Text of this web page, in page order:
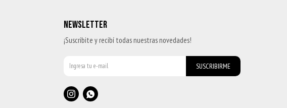
NEWSLETTER
¡Suscribite y recibí todas nuestras novedades!
SUSCRIBIRME
 